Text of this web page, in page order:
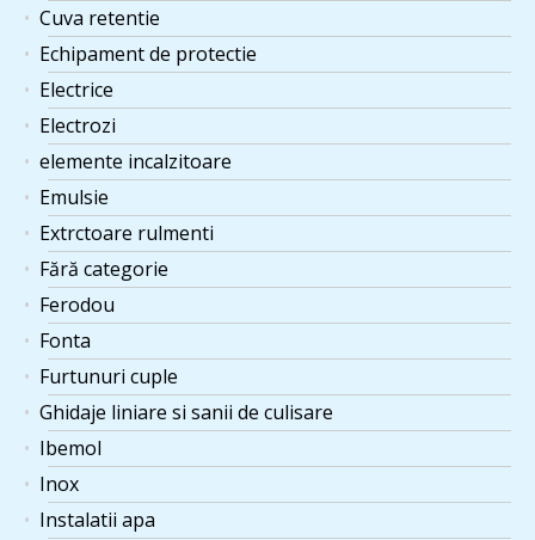
Cuva retentie
Echipament de protectie
Electrice
Electrozi
elemente incalzitoare
Emulsie
Extrctoare rulmenti
Fără categorie
Ferodou
Fonta
Furtunuri cuple
Ghidaje liniare si sanii de culisare
Ibemol
Inox
Instalatii apa